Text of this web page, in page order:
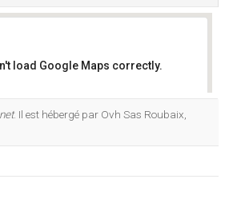
load Google Maps correctly.
. Il est hébergé par Ovh Sas Roubaix,